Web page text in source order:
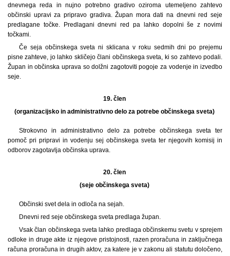
dnevnega reda in nujno potrebno gradivo oziroma utemeljeno zahtevo
občinski upravi za pripravo gradiva. Župan mora dati na dnevni red seje
predlagane točke. Predlagani dnevni red pa lahko dopolni še z novimi
točkami.
Če seja občinskega sveta ni sklicana v roku sedmih dni po prejemu
pisne zahteve, jo lahko skličejo člani občinskega sveta, ki so zahtevo podali.
Župan in občinska uprava so dolžni zagotoviti pogoje za vodenje in izvedbo
seje.
19. člen
(organizacijsko in administrativno delo za potrebe občinskega sveta)
Strokovno in administrativno delo za potrebe občinskega sveta ter
pomoč pri pripravi in vodenju sej občinskega sveta ter njegovih komisij in
odborov zagotavlja občinska uprava.
20. člen
(seje občinskega sveta)
Občinski svet dela in odloča na sejah.
Dnevni red seje občinskega sveta predlaga župan.
Vsak član občinskega sveta lahko predlaga občinskemu svetu v sprejem
odloke in druge akte iz njegove pristojnosti, razen proračuna in zaključnega
računa proračuna in drugih aktov, za katere je v zakonu ali statutu določeno,